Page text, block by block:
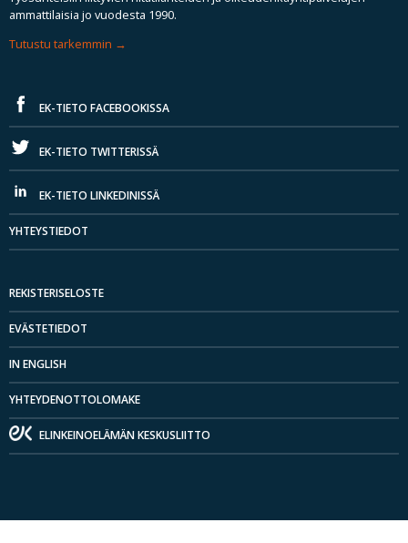
ammattilaisia jo vuodesta 1990.
Tutustu tarkemmin
EK-TIETO FACEBOOKISSA
EK-TIETO TWITTERISSÄ
EK-TIETO LINKEDINISSÄ
YHTEYSTIEDOT
REKISTERISELOSTE
EVÄSTETIEDOT
IN ENGLISH
YHTEYDENOTTOLOMAKE
ELINKEINOELÄMÄN KESKUSLIITTO